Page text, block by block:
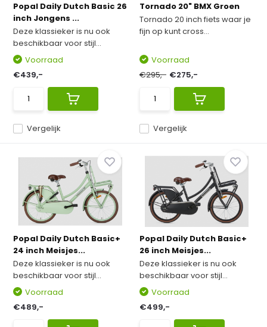
Popal Daily Dutch Basic 26
inch Jongens ...
Deze klassieker is nu ook
beschikbaar voor stijl...
Vergelijk
Voorraad
€439,-
Tornado 20" BMX Groen
Tornado 20 inch fiets waar je
fijn op kunt cross...
Vergelijk
Voorraad
€295,- €275,-
Popal Daily Dutch Basic+
24 inch Meisjes...
Deze klassieker is nu ook
beschikbaar voor stijl...
Voorraad
€489,-
Popal Daily Dutch Basic+
26 inch Meisjes...
Deze klassieker is nu ook
beschikbaar voor stijl...
Voorraad
€499,-